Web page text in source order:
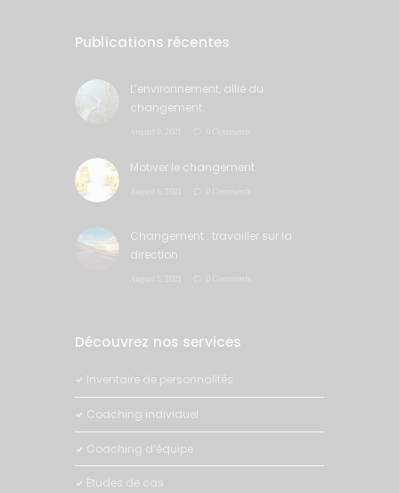
Publications récentes
L’environnement, allié du
changement.
Motiver le changement.
Changement : travailler sur la
direction.
Découvrez nos services
Inventaire de personnalités
Coaching individuel
Coaching d’équipe
Études de cas